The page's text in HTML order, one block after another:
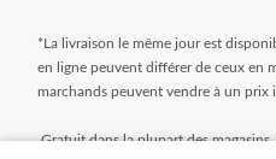
*La livraison le même jour est
en ligne peuvent différer de ceux en
marchands peuvent vendre à un prix
Gratuit dans la plupart des